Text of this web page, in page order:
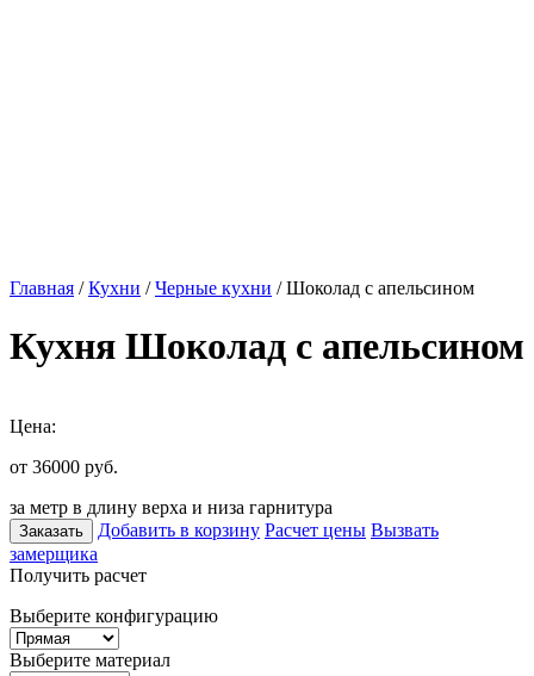
Главная /Кухни /Черные кухни / Шоколад с апельсином
Кухня Шоколад с апельсином
Цена:
от 36000 руб.
за метр в длину верха и низа гарнитура
Заказать Добавить в корзину Расчет цены Вызвать
замерщика
Получить расчет
Выберите конфигурацию
Выберите материал